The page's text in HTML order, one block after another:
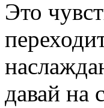
Это
давай на